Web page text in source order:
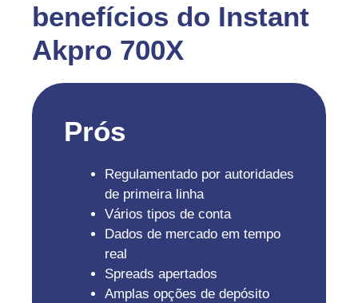
benefícios do Instant
Akpro 700X
Prós
Regulamentado por autoridades
de primeira linha
Vários tipos de conta
Dados de mercado em tempo
real
Spreads apertados
Amplas opções de depósito